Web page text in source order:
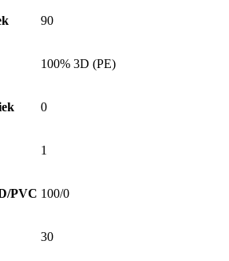
90
100% 3D (PE)
0
1
PVC 100/0
30